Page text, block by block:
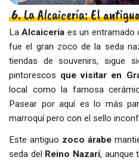
6. La Alcaicería: El
LaAlcaicería es un entramado
fue el gran zoco de la seda
tiendas de souvenirs, sigue
pintorescos que visitar en
local como la famosa
Pasear por aquí es lo más
marroquí pero con el sello
Este antiguo zoco árabe
seda del Reino Nazarí, aunque